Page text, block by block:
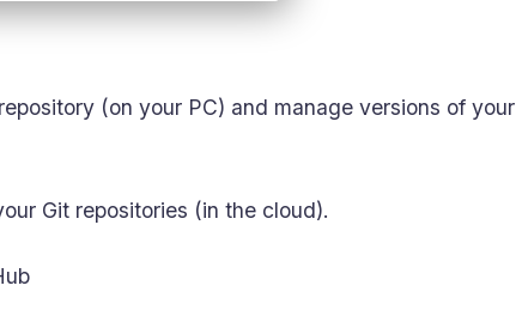
(on your PC) and manage versions of your
Git repositories (in the cloud).